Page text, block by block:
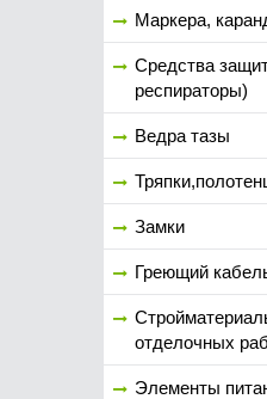
Маркера,
Средства
респираторы)
Ведра тазы
Замки
Греющий
отделочных
Элементы